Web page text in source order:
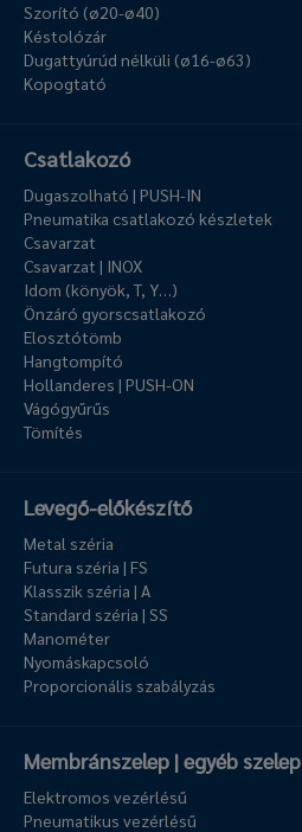
Szorító (ø20-ø40)
Késtolózár
Dugattyúrúd nélküli (ø16-ø63)
Kopogtató
Csatlakozó
Dugaszolható | PUSH-IN
Pneumatika csatlakozó készletek
Csavarzat
Csavarzat | INOX
Idom (könyök, T, Y…)
Önzáró gyorscsatlakozó
Elosztótömb
Hangtompító
Hollanderes | PUSH-ON
Vágógyűrűs
Tömítés
Levegő-előkészítő
Metal széria
Futura széria | FS
Klasszik széria | A
Standard széria | SS
Manométer
Nyomáskapcsoló
Proporcionális szabályzás
Membránszelep | egyéb szelep
Elektromos vezérlésű
Pneumatikus vezérlésű